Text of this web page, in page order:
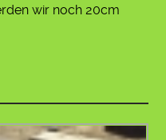
wir noch 20cm